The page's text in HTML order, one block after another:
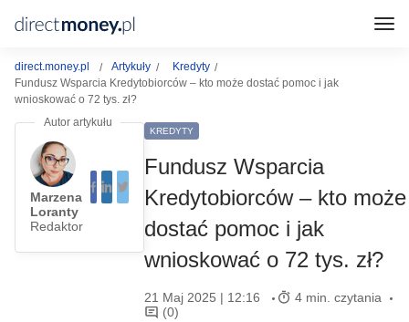
direct.money.pl Artykuły
Kredyty
Fundusz Wsparcia Kredytobiorców – kto może dostać pomoc i jak
wnioskować o 72 tys. zł?
Marzena
Loranty
Redaktor
KREDYTY
Fundusz Wsparcia
Kredytobiorców – kto może
dostać pomoc i jak
wnioskować o 72 tys. zł?
21 Maj 2025 | 12:16
4 min. czytania
(0)